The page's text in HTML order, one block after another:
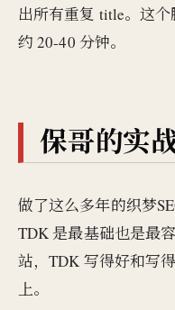
出所有重复 title。这
约 20-40 分钟。
保哥的实
做了这么多年的织梦
TDK 是最基础也是最
站，TDK 写得好和写
上。